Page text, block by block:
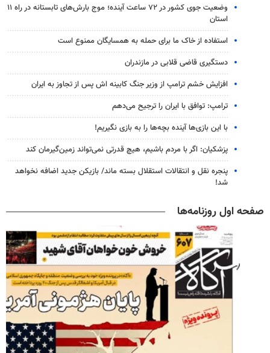
وضعیت جوی کشور در ۷۲ ساعت آینده؛ موج بارش‌های تابستانه در راه ۱۱
استان
استفاده از خاک ما برای حمله به همسایگان ممنوع است
دستگیری قاضی قلابی در مازندران
افزایش خشم ترامپ از وزیر جنگ کابینه اش پس از تجاوز به ایران
ترامپ: توافق با ایران را ترجیح می‌دهم
با این بازی‌ها آینده بچه‌ها را به بازی نگیریم!
پزشکیان: اگر با مردم باشیم، هیچ قدرتی نمی‌تواند زمین‌گیرمان کند
پنجره‌ نقل و انتقالات استقلال بسته ماند/ بازیکن جدید اضافه نخواهد
شد!
صفحه اول روزنامه‌ها